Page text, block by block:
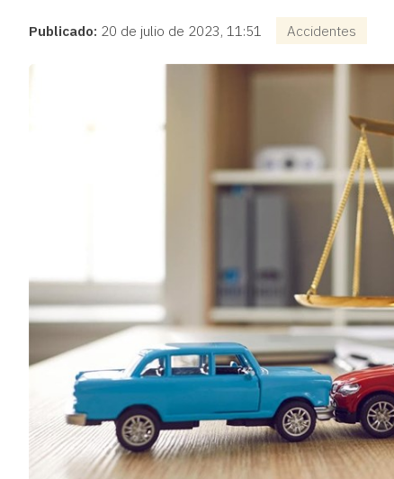
Publicado: 20 de julio de 2023, 11:51 Accidentes